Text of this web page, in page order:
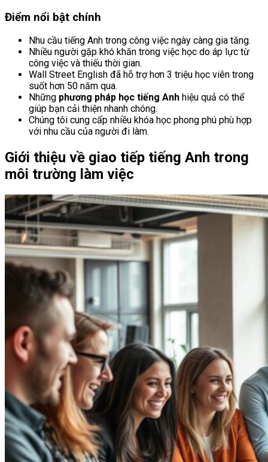
Điểm nổi bật chính
Nhu cầu tiếng Anh trong công việc ngày càng gia tăng.
Nhiều người gặp khó khăn trong việc học do áp lực từ
công việc và thiếu thời gian.
Wall Street English đã hỗ trợ hơn 3 triệu học viên trong
suốt hơn 50 năm qua.
Những phương pháp học tiếng Anh hiệu quả có thể
giúp bạn cải thiện nhanh chóng.
Chúng tôi cung cấp nhiều khóa học phong phú phù hợp
với nhu cầu của người đi làm.
Giới thiệu về giao tiếp tiếng Anh trong
môi trường làm việc